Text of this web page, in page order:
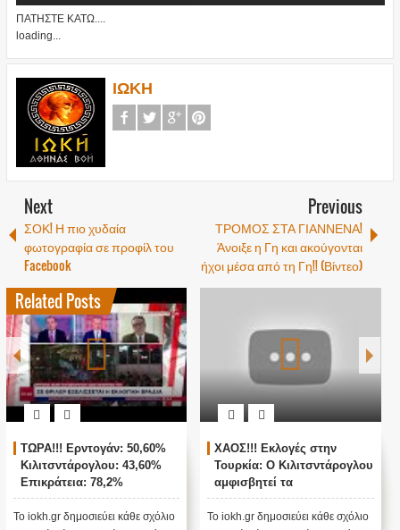
ΠΑΤΗΣΤΕ ΚΑΤΩ....
loading...
ΙΩΚΗ
Next
ΣΟΚ! Η πιο χυδαία
φωτογραφία σε προφίλ του
Facebook
Previous
ΤΡΟΜΟΣ ΣΤΑ ΓΙΑΝΝΕΝΑ!
Άνοιξε η Γη και ακούγονται
ήχοι μέσα από τη Γη!! (Βίντεο)
Related Posts
ΤΩΡΑ!!! Ερντογάν: 50,60%
Κιλιτσντάρογλου: 43,60%
Επικράτεια: 78,2%
Το iokh.gr δημοσιεύει κάθε σχόλιο
ΧΑΟΣ!!! Εκλογές στην
Τουρκία: Ο Κιλιτσντάρογλου
αμφισβητεί τα
αποτελέσματα θα γίνουν
ενστάσεις...
Το iokh.gr δημοσιεύει κάθε σχόλιο